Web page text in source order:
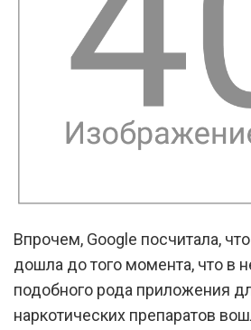
Впрочем, Google посчитала,
дошла до того момента, что в
подобного рода приложения
наркотических препаратов